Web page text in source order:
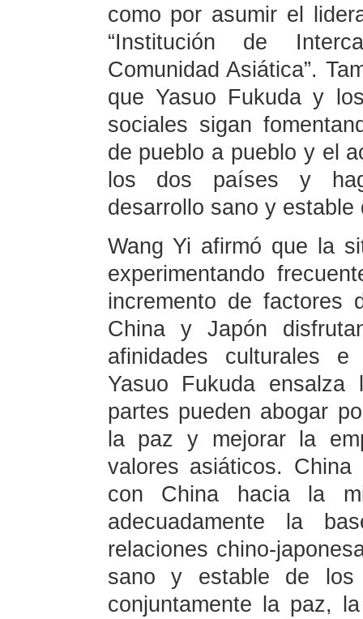
como por asumir el
“Institución de
Comunidad Asiática”.
que Yasuo Fukuda y
sociales sigan
de pueblo a pueblo y el
los dos países y
desarrollo sano y
Wang Yi afirmó que la
experimentando
incremento de factores
China y Japón
afinidades culturales
Yasuo Fukuda
partes pueden abogar
la paz y mejorar la
valores asiáticos.
con China hacia la
adecuadamente la
relaciones chino-
sano y estable de los
conjuntamente la paz,